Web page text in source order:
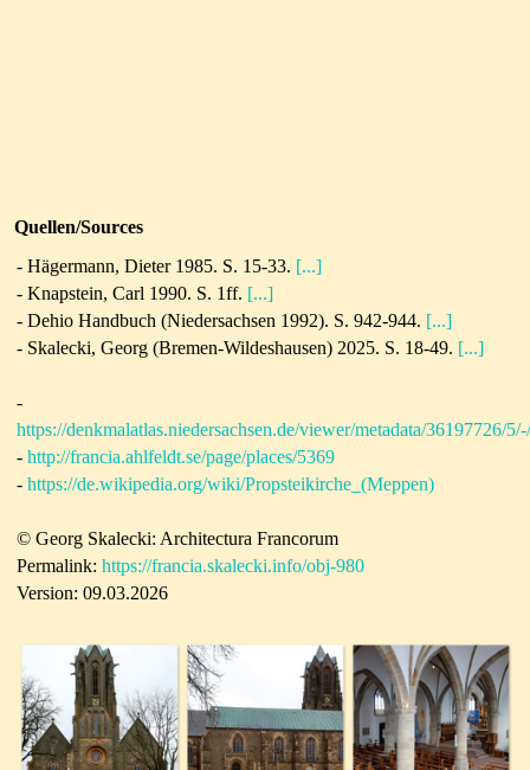
Quellen/Sources
- Hägermann, Dieter 1985. S. 15-33. [...]
- Knapstein, Carl 1990. S. 1ff. [...]
- Dehio Handbuch (Niedersachsen 1992). S. 942-944. [...]
- Skalecki, Georg (Bremen-Wildeshausen) 2025. S. 18-49. [...]
-
https://denkmalatlas.niedersachsen.de/viewer/metadata/36197726/5/-/
- http://francia.ahlfeldt.se/page/places/5369
- https://de.wikipedia.org/wiki/Propsteikirche_(Meppen)
© Georg Skalecki: Architectura Francorum
Permalink: https://francia.skalecki.info/obj-980
Version: 09.03.2026